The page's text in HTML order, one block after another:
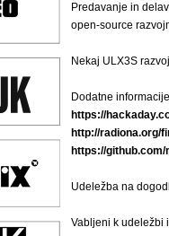
Predavanje in
open-source
Nekaj ULX3S
Dodatne
https://
http://radiona.org/
https://
Udeležba na
Vabljeni k udeležbi